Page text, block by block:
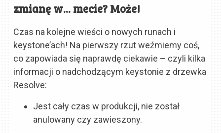
zmianę w... mecie? Może!
Czas na kolejne wieści o nowych runach i
keystone’ach! Na pierwszy rzut weźmiemy coś,
co zapowiada się naprawdę ciekawie – czyli kilka
informacji o nadchodzącym keystonie z drzewka
Resolve:
Jest cały czas w produkcji, nie został
anulowany czy zawieszony.